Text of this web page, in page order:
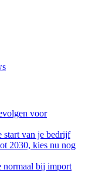
voor
start van je bedrijf
2030, kies nu nog
normaal bij import